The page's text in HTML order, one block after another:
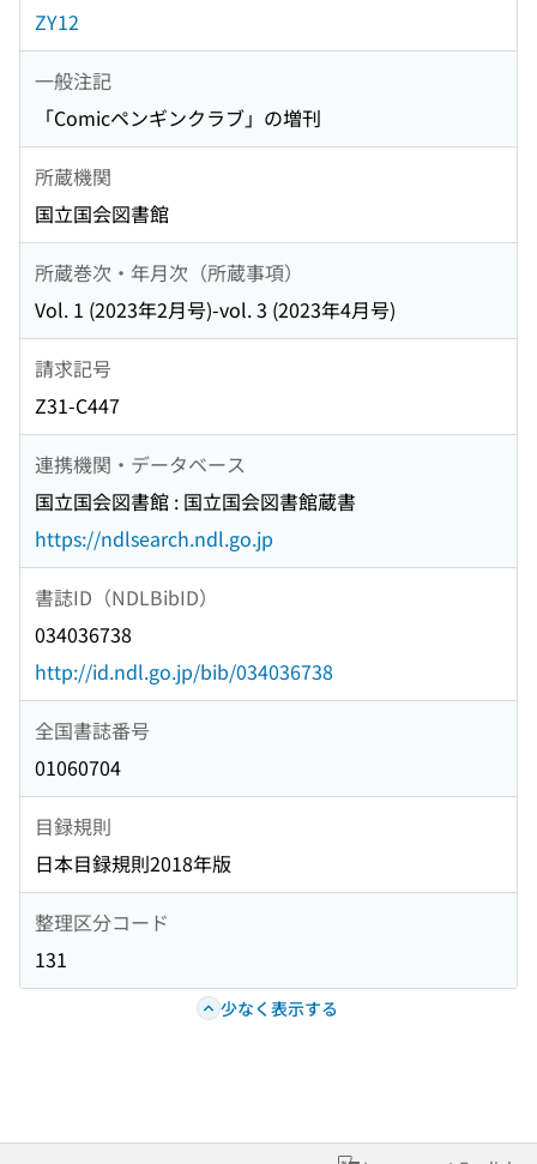
ZY12
一般注記
「Comicペンギンクラブ」の増刊
所蔵機関
国立国会図書館
所蔵巻次・年月次（所蔵事項）
Vol. 1 (2023年2月号)-vol. 3 (2023年4月号)
請求記号
Z31-C447
連携機関・データベース
国立国会図書館 : 国立国会図書館蔵書
https://ndlsearch.ndl.go.jp
書誌ID（NDLBibID）
034036738
http://id.ndl.go.jp/bib/034036738
全国書誌番号
01060704
目録規則
日本目録規則2018年版
整理区分コード
131
少なく表示する